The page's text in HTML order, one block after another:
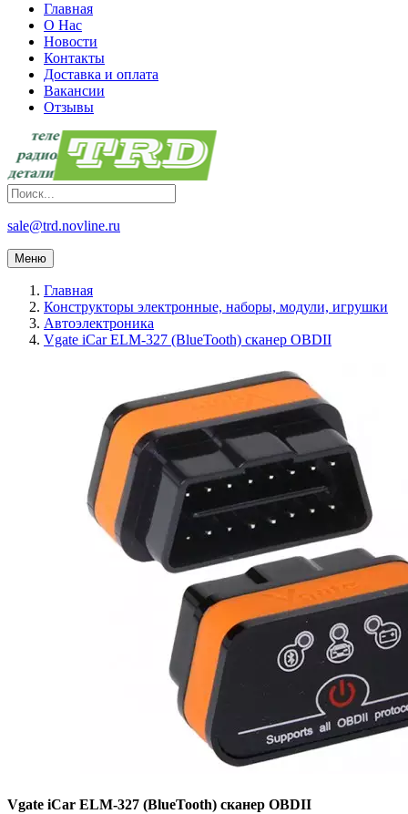
Главная
О Нас
Новости
Контакты
Доставка и оплата
Вакансии
Отзывы
sale@trd.novline.ru
Меню
Главная
Конструкторы электронные, наборы, модули, игрушки
Автоэлектроника
Vgate iCar ELM-327 (BlueTooth) сканер OBDII
Vgate iCar ELM-327 (BlueTooth) сканер OBDII